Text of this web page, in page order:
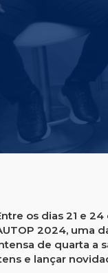
os dias 21 e
2024, uma
de quarta a
e lançar